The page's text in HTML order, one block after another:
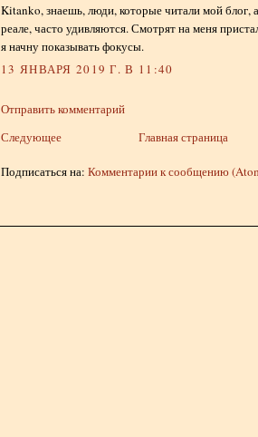
Kitanko, знаешь, люди, которые читали мой блог,
реале, часто удивляются. Смотрят на меня
я начну показывать фокусы.
13 ЯНВАРЯ 2019 Г. В 11:40
Отправить комментарий
Следующее
Главная страница
Подписаться на: Комментарии к сообщению